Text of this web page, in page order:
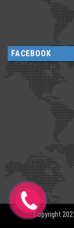
FACEBOOK
Copyright